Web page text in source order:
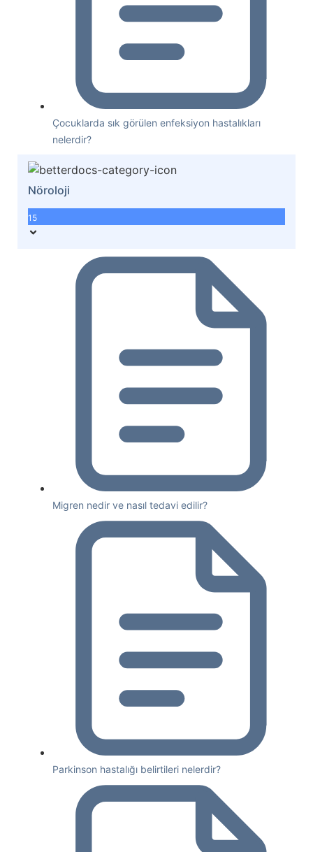
Çocuklarda sık görülen enfeksiyon hastalıkları
nelerdir?
Nöroloji
15
Migren nedir ve nasıl tedavi edilir?
Parkinson hastalığı belirtileri nelerdir?